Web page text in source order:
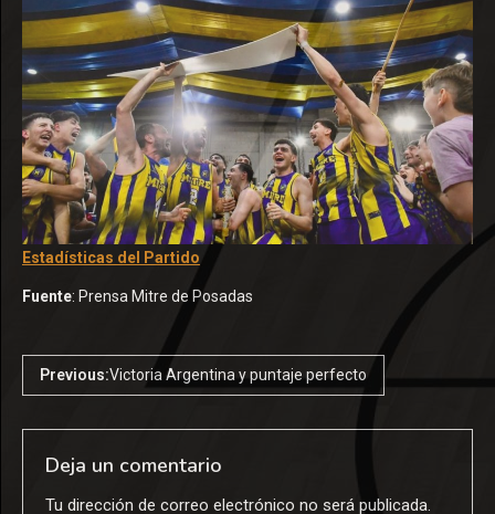
Estadísticas del Partido
Fuente: Prensa Mitre de Posadas
Previous:Victoria Argentina y puntaje perfecto
Deja un comentario
Tu dirección de correo electrónico no será publicada.